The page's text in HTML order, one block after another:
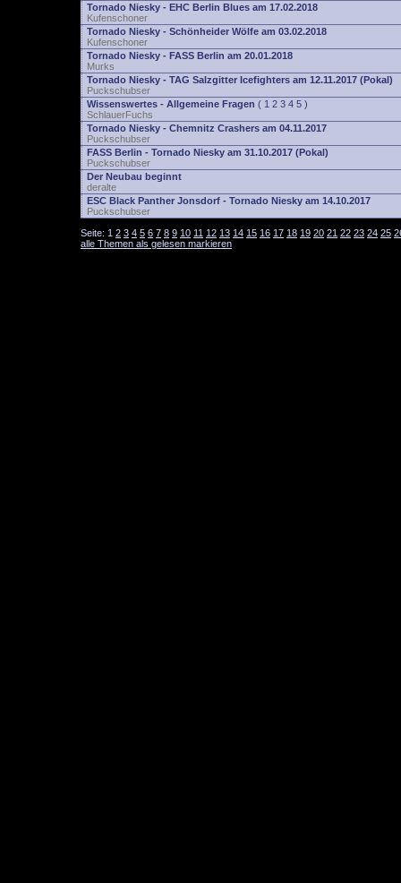
Tornado Niesky - EHC Berlin Blues am 17.02.2018
Kufenschoner
Tornado Niesky - Schönheider Wölfe am 03.02.2018
Kufenschoner
Tornado Niesky - FASS Berlin am 20.01.2018
Murks
Tornado Niesky - TAG Salzgitter Icefighters am 12.11.2017 (Pokal)
Puckschubser
Wissenswertes - Allgemeine Fragen ( 1 2 3 4 5 )
SchlauerFuchs
Tornado Niesky - Chemnitz Crashers am 04.11.2017
Puckschubser
FASS Berlin - Tornado Niesky am 31.10.2017 (Pokal)
Puckschubser
Der Neubau beginnt
deralte
ESC Black Panther Jonsdorf - Tornado Niesky am 14.10.2017
Puckschubser
Seite: 1 2 3 4 5 6 7 8 9 10 11 12 13 14 15 16 17 18 19 20 21 22 23 24 25
alle Themen als gelesen markieren